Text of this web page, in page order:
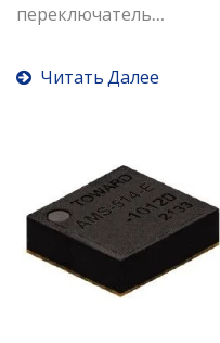
переключатель
Читать Далее